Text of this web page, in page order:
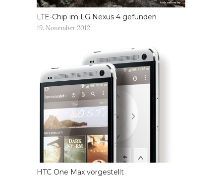
LTE-Chip im LG Nexus 4 gefunden
19. November 2012
HTC One Max vorgestellt